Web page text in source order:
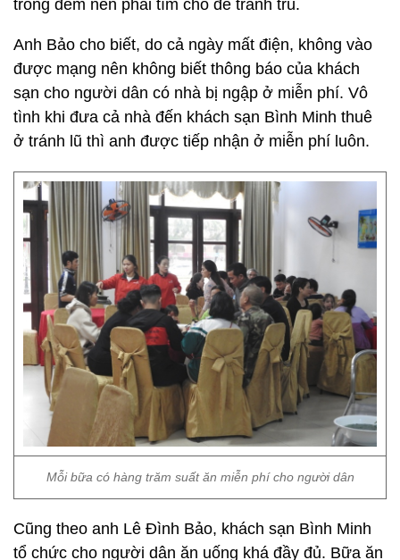
trong đêm nên phải tìm chỗ để tránh trú.
Anh Bảo cho biết, do cả ngày mất điện, không vào
được mạng nên không biết thông báo của khách
sạn cho người dân có nhà bị ngập ở miễn phí. Vô
tình khi đưa cả nhà đến khách sạn Bình Minh thuê
ở tránh lũ thì anh được tiếp nhận ở miễn phí luôn.
Mỗi bữa có hàng trăm suất ăn miễn phí cho người dân
Cũng theo anh Lê Đình Bảo, khách sạn Bình Minh
tổ chức cho người dân ăn uống khá đầy đủ. Bữa ăn